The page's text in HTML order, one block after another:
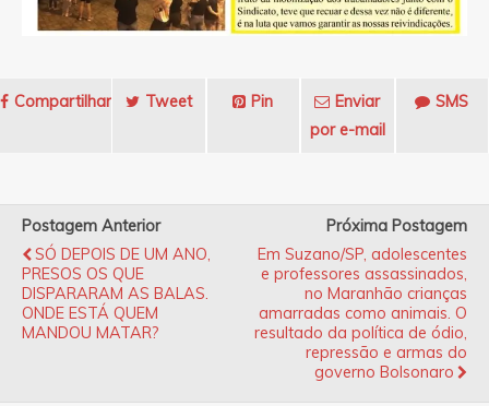
Compartilhar Tweet Pin
Enviar
por e-mail
SMS
Postagem Anterior
SÓ DEPOIS DE UM ANO,
PRESOS OS QUE
DISPARARAM AS BALAS.
ONDE ESTÁ QUEM
MANDOU MATAR?
Próxima Postagem
Em Suzano/SP, adolescentes
e professores assassinados,
no Maranhão crianças
amarradas como animais. O
resultado da política de ódio,
repressão e armas do
governo Bolsonaro